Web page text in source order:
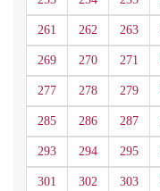
261 262 263
269 270 271
277 278 279
285 286 287
293 294 295
301 302 303